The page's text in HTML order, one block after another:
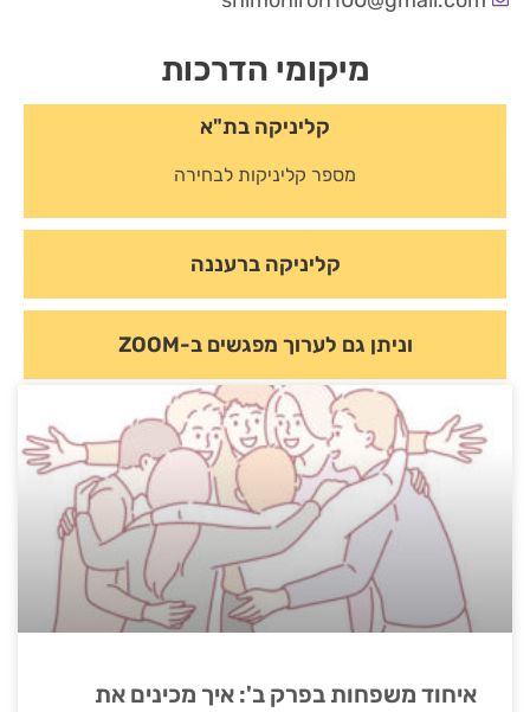
מיקומי הדרכות
קליניקה בת"א
מספר קליניקות לבחירה
קליניקה ברעננה
וניתן גם לערוך מפגשים ב-ZOOM
איחוד משפחות בפרק ב': איך מכינים את